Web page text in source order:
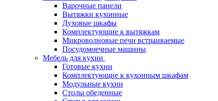
Варочные панели
Вытяжки кухонные
Духовые шкафы
Комплектующие к вытяжкам
Микроволновые печи встраиваемые
Посудомоечные машины
Мебель для кухни
Готовые кухни
Комплектующие к кухонным шкафам
Модульные кухни
Столы обеденные